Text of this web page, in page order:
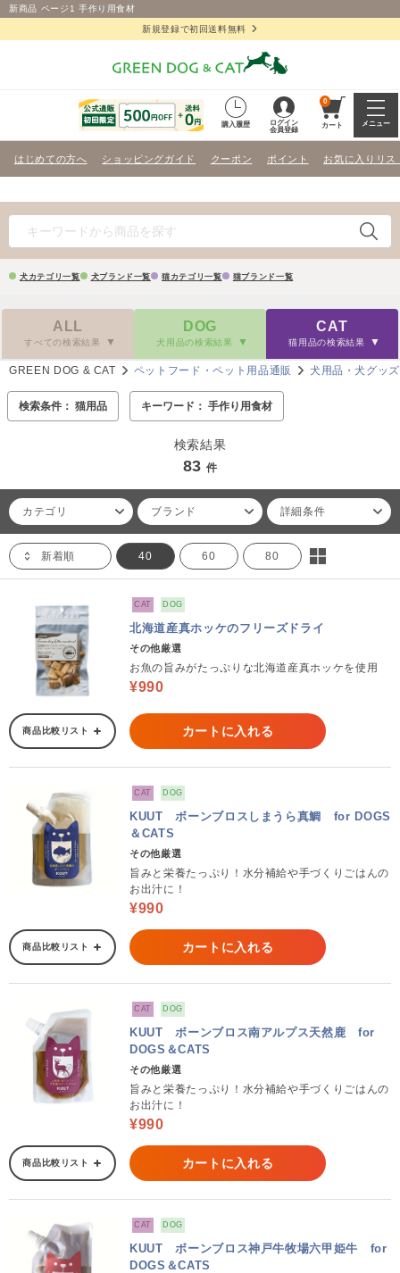
新商品 ページ1 手作り用食材
新規登録で初回送料無料
購入履歴
ログイン
会員登録
0
カート メニュー
はじめての方へ ショッピングガイド クーポン ポイント お気に入りリス
犬カテゴリ一覧 犬ブランド一覧 猫カテゴリ一覧 猫ブランド一覧
ALL
すべての検索結果
DOG
犬用品の検索結果
CAT
猫用品の検索結果
GREEN DOG & CAT ペットフード・ペット用品通販 犬用品・犬グッズ
検索条件： 猫用品 キーワード： 手作り用食材
検索結果
83 件
カテゴリ ブランド 詳細条件
新着順 40 60 80
CAT DOG
北海道産真ホッケのフリーズドライ
その他厳選
お魚の旨みがたっぷりな北海道産真ホッケを使用
¥990
商品比較リスト カートに入れる
CAT DOG
KUUT ボーンブロスしまうら真鯛 for DOGS
＆CATS
その他厳選
旨みと栄養たっぷり！水分補給や手づくりごはんの
お出汁に！
¥990
商品比較リスト カートに入れる
CAT DOG
KUUT ボーンブロス南アルプス天然鹿 for
DOGS＆CATS
その他厳選
旨みと栄養たっぷり！水分補給や手づくりごはんの
お出汁に！
¥990
商品比較リスト カートに入れる
CAT DOG
KUUT ボーンブロス神戸牛牧場六甲姫牛 for
DOGS＆CATS